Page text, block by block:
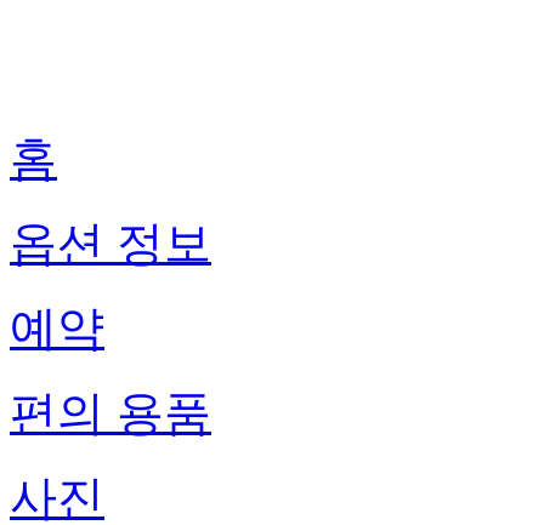
홈
옵션 정보
예약
편의 용품
사진